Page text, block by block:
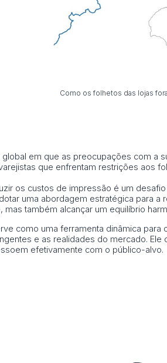
Como os folhetos das lojas
global em que as preocupações com a
que enfrentam restrições aos
os custos de impressão é um
uma abordagem estratégica para
mas também alcançar um equilíbrio
como uma ferramenta dinâmica
e as realidades do mercado.
efetivamente com o público-alvo.